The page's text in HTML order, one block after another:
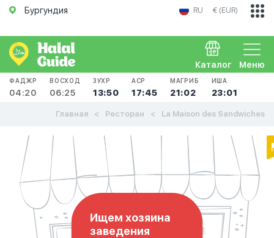
Бургундия RU € (EUR)
Меню
Каталог
ФАДЖР
04:20
ВОСХОД
06:25
ЗУХР
13:50
АСР
17:45
МАГРИБ
21:02
ИША
23:01
Главная Ресторан La Maison des Sandwiches
Ищем хозяина
заведения